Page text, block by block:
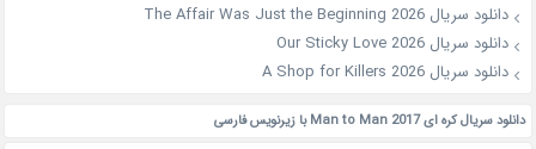
دانلود سریال The Affair Was Just the Beginning 2026
دانلود سریال Our Sticky Love 2026
دانلود سریال A Shop for Killers 2026
دانلود سریال کره ای Man to Man 2017 با زیرنویس فارسی